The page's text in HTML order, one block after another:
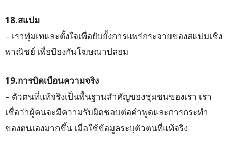
18.สแปม
– เราทุ่มเทและตั้งใจเพื่อยับยั้งการแพร่กระจายของสแปมเชิง
พาณิชย์ เพื่อป้องกันโฆษณาปลอม
19.การบิดเบือนความจริง
– ตัวตนที่แท้จริงเป็นพื้นฐานสำคัญของชุมชนของเรา เรา
เชื่อว่าผู้คนจะมีความรับผิดชอบต่อคำพูดและการกระทำ
ของตนเองมากขึ้น เมื่อใช้ข้อมูลระบุตัวตนที่แท้จริง